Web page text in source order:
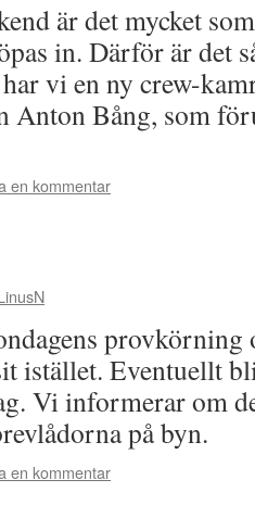
är det mycket
in. Därför är det
vi en ny crew-
Anton Bång, som
en kommentar
provkörning
istället. Eventuellt
Vi informerar om
på byn.
en kommentar